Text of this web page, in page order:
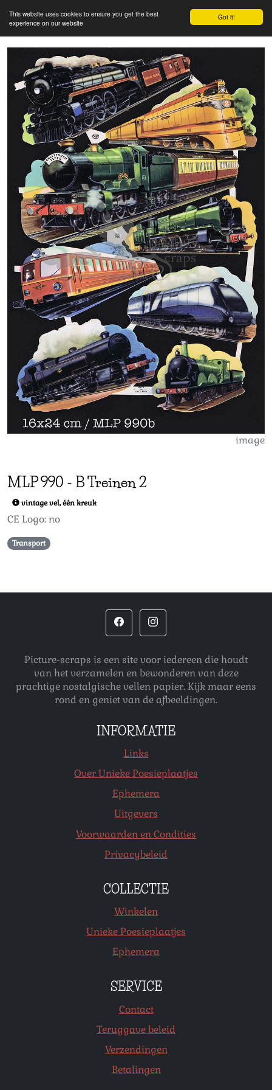
Got it!
This website uses cookies to ensure you get the best
experience on our website
image
MLP990 - B Treinen 2
vintage vel, één kreuk
CE Logo: no
Transport
Picture-scraps is een site voor iedereen die houdt
van het verzamelen en bewonderen van deze
prachtige nostalgische vellen papier. Kijk maar eens
rond en geniet van de afbeeldingen.
INFORMATIE
Links
Over Unieke Poesieplaatjes
Ephemera
Uitgevers
Voorwaarden en Condities
Privacybeleid
COLLECTIE
Winkelen
Unieke Poesieplaatjes
Ephemera
SERVICE
Contact
Teruggave beleid
Verzendingen
Betalingen